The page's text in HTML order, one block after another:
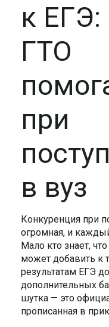
к ЕГЭ:
ГТО
при
в вуз
Конкуренция при
огромная, и
Мало кто знает,
может добавить к
результатам ЕГЭ
дополнительных
шутка — это
прописанная в